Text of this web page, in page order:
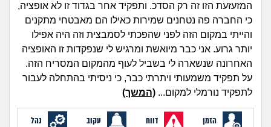
לימודים וסטודנטים
עבודה וקריירה
חברים ואנשים
בית, שכנים ושותפים
המזעזעת הזו זה רק הסדכ. ותפקיד אחר בגדוד זו לא אופציה,
כי החברה פה נטחנים שמירות כאילו הם מאבטחי מתקנים
והייתי במקום הזה לפני שהפכתי לסמבצית וזה היה אפילו
יותר גרוע. אני כבר מיואשת ומרגיש לי שנפקדות זו האופציה
האחרונה שנשארה לי בשביל לעוף מהמקום המסריח הזה.
על תפקיד משמעותי ויתרתי כבר, כי ניסיתי בהתחלה לעבור
לתפקיד נורמלי למקום... (המשך)
הזמן דווח עקוב נהל